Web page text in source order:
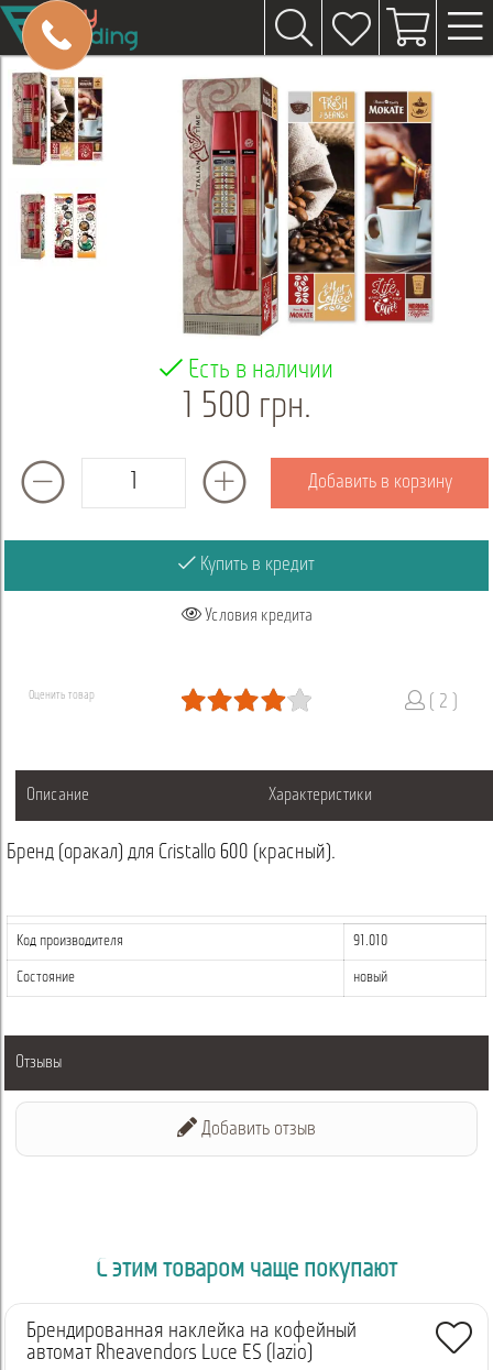
Есть в наличии
1 500 грн.
Добавить в корзину
Купить в кредит
Условия кредита
Оценить товар ( 2 )
Описание Характеристики
Бренд (оракал) для Cristallo 600 (красный).
Код производителя 91.010
Состояние новый
Отзывы
Добавить отзыв
С этим товаром чаще покупают
Брендированная наклейка на кофейный
автомат Rheavendors Luce ES (lazio)